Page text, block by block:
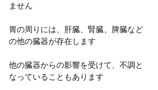
ません
胃の周りには、肝臓、腎臓、脾臓など
の他の臓器が存在します
他の臓器からの影響を受けて、不調と
なっていることもあります